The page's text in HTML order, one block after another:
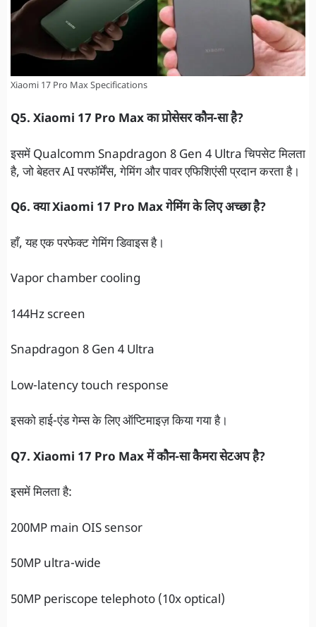
Xiaomi 17 Pro Max Specifications
Q5. Xiaomi 17 Pro Max का प्रोसेसर कौन-सा है?
इसमें Qualcomm Snapdragon 8 Gen 4 Ultra चिपसेट मिलता
है, जो बेहतर AI परफॉर्मेंस, गेमिंग और पावर एफिशिएंसी प्रदान करता है।
Q6. क्या Xiaomi 17 Pro Max गेमिंग के लिए अच्छा है?
हाँ, यह एक परफेक्ट गेमिंग डिवाइस है।
Vapor chamber cooling
144Hz screen
Snapdragon 8 Gen 4 Ultra
Low-latency touch response
इसको हाई-एंड गेम्स के लिए ऑप्टिमाइज़ किया गया है।
Q7. Xiaomi 17 Pro Max में कौन-सा कैमरा सेटअप है?
इसमें मिलता है:
200MP main OIS sensor
50MP ultra-wide
50MP periscope telephoto (10x optical)